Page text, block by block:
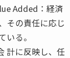
Added：経済
その責任に応じ
る。
計に反映し、任